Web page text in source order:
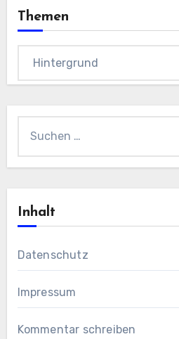
Themen
nach:
Inhalt
Datenschutz
Impressum
Kommentar schreiben